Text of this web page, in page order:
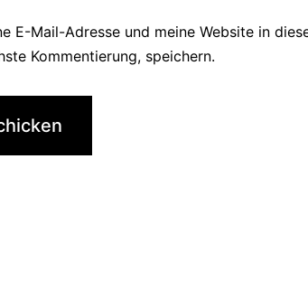
E-Mail-Adresse und meine Website in
Kommentierung, speichern.